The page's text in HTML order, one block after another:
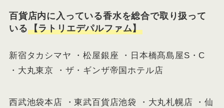
百貨店内に入っている香水を総合で取り扱って
いる【ラトリエデパルファム】
新宿タカシマヤ ・松屋銀座 ・日本橋髙島屋S・C
・大丸東京 ・ザ・ギンザ帝国ホテル店
西武池袋本店 ・東武百貨店池袋 ・大丸札幌店 ・仙